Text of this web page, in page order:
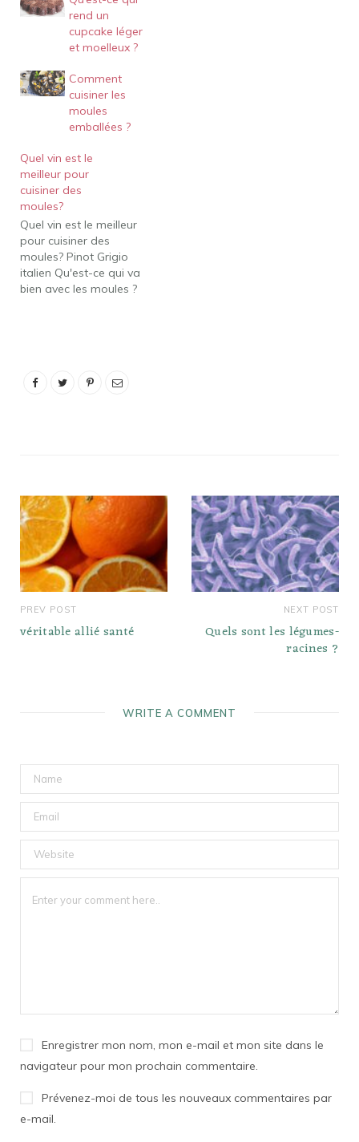
rend un
cupcake léger
et moelleux ?
Comment
cuisiner les
moules
emballées ?
Quel vin est le
meilleur pour
cuisiner des
moules?
Quel vin est le meilleur
pour cuisiner des
moules? Pinot Grigio
italien Qu'est-ce qui va
bien avec les moules ?
repas copieux, associez-
PREV POST
véritable allié santé
NEXT POST
Quels sont les légumes-
racines ?
WRITE A COMMENT
Enregistrer mon nom, mon e-mail et mon site dans le
navigateur pour mon prochain commentaire.
Prévenez-moi de tous les nouveaux commentaires par
e-mail.